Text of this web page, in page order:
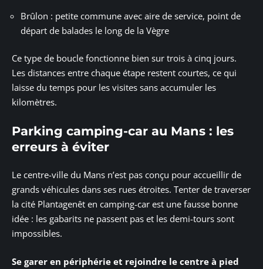
Brûlon : petite commune avec aire de service, point de
départ de balades le long de la Vègre
Ce type de boucle fonctionne bien sur trois à cinq jours.
Les distances entre chaque étape restent courtes, ce qui
laisse du temps pour les visites sans accumuler les
kilomètres.
Parking camping-car au Mans : les
erreurs à éviter
Le centre-ville du Mans n’est pas conçu pour accueillir de
grands véhicules dans ses rues étroites. Tenter de traverser
la cité Plantagenêt en camping-car est une fausse bonne
idée : les gabarits ne passent pas et les demi-tours sont
impossibles.
Se garer en périphérie et rejoindre le centre à pied